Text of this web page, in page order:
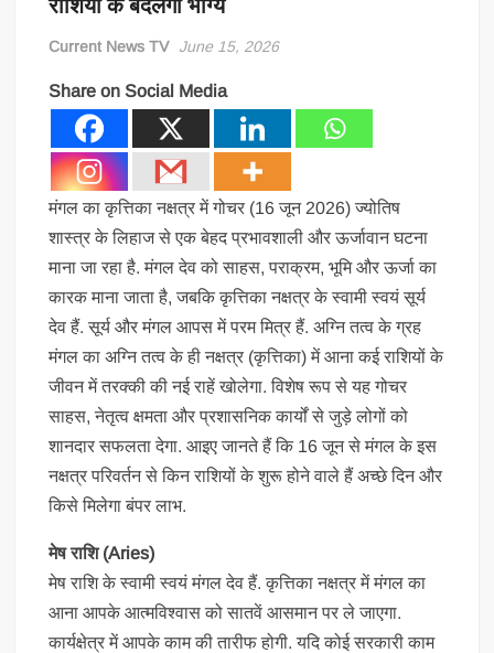
Current News TV June 15, 2026
Share on Social Media
मंगल का कृत्तिका नक्षत्र में गोचर (16 जून 2026) ज्योतिष
शास्त्र के लिहाज से एक बेहद प्रभावशाली और ऊर्जावान घटना
माना जा रहा है. मंगल देव को साहस, पराक्रम, भूमि और ऊर्जा का
कारक माना जाता है, जबकि कृत्तिका नक्षत्र के स्वामी स्वयं सूर्य
देव हैं. सूर्य और मंगल आपस में परम मित्र हैं. अग्नि तत्व के ग्रह
मंगल का अग्नि तत्व के ही नक्षत्र (कृत्तिका) में आना कई राशियों के
जीवन में तरक्की की नई राहें खोलेगा. विशेष रूप से यह गोचर
साहस, नेतृत्व क्षमता और प्रशासनिक कार्यों से जुड़े लोगों को
शानदार सफलता देगा. आइए जानते हैं कि 16 जून से मंगल के इस
नक्षत्र परिवर्तन से किन राशियों के शुरू होने वाले हैं अच्छे दिन और
किसे मिलेगा बंपर लाभ.
मेष राशि (Aries)
मेष राशि के स्वामी स्वयं मंगल देव हैं. कृत्तिका नक्षत्र में मंगल का
आना आपके आत्मविश्वास को सातवें आसमान पर ले जाएगा.
कार्यक्षेत्र में आपके काम की तारीफ होगी. यदि कोई सरकारी काम